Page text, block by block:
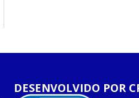
DESENVOLVIDO POR